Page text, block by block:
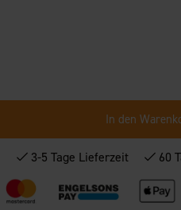
In den
3-5 Tage Lieferzeit 60